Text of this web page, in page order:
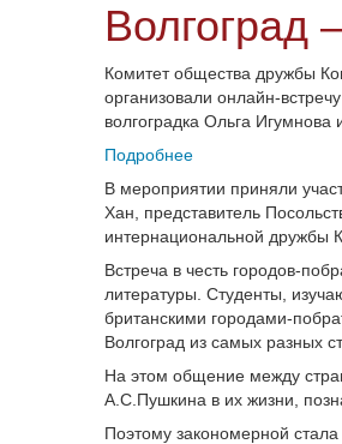
Волгоград
Комитет общества дружбы
организовали онлайн-
волгоградка Ольга Игумнова
Подробнее
В мероприятии приняли
Хан, представитель
интернациональной дружбы
Встреча в честь городов-
литературы. Студенты,
британскими городами-
Волгоград из самых разных
На этом общение между
А.С.Пушкина в их жизни,
Поэтому закономерной